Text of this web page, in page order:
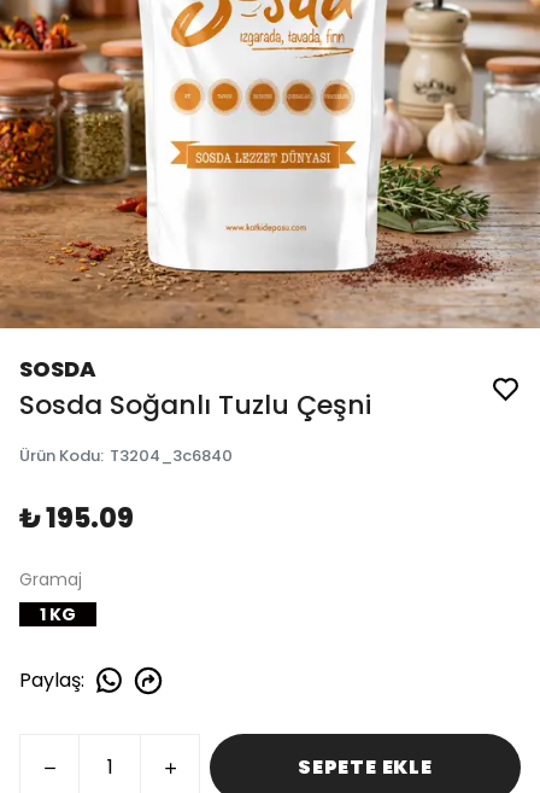
SOSDA
Sosda Soğanlı Tuzlu Çeşni
Ürün Kodu: T3204_3c6840
₺ 195.09
Gramaj
1 KG
Paylaş:
SEPETE EKLE